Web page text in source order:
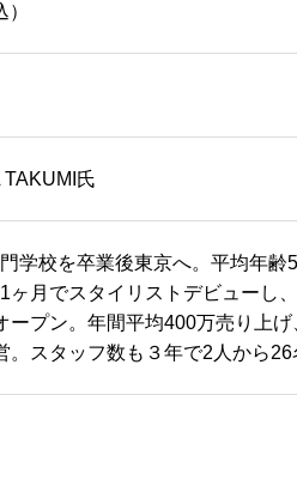
氏
学校を卒業後東京へ。平均年
ヶ月でスタイリストデビューし
ープン。年間平均400万売り上
。スタッフ数も３年で2人から